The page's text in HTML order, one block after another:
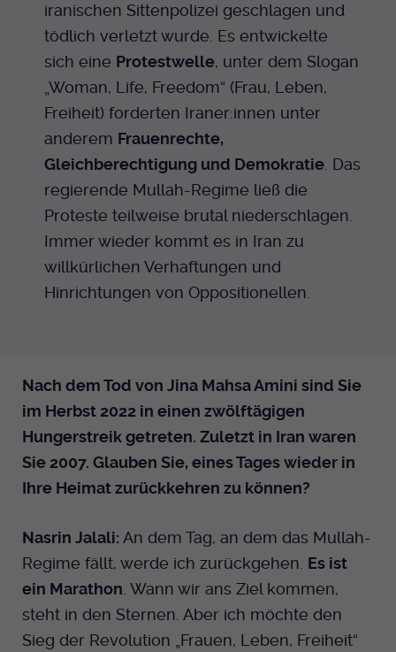
iranischen Sittenpolizei geschlagen und
tödlich verletzt wurde. Es entwickelte
sich eine Protestwelle, unter dem Slogan
„Woman, Life, Freedom“ (Frau, Leben,
Freiheit) forderten Iraner:innen unter
anderem Frauenrechte,
Gleichberechtigung und Demokratie. Das
regierende Mullah-Regime ließ die
Proteste teilweise brutal niederschlagen.
Immer wieder kommt es in Iran zu
willkürlichen Verhaftungen und
Hinrichtungen von Oppositionellen.
Nach dem Tod von Jina Mahsa Amini sind Sie
im Herbst 2022 in einen zwölftägigen
Hungerstreik getreten. Zuletzt in Iran waren
Sie 2007. Glauben Sie, eines Tages wieder in
Ihre Heimat zurückkehren zu können?
Nasrin Jalali: An dem Tag, an dem das Mullah-
Regime fällt, werde ich zurückgehen. Es ist
ein Marathon. Wann wir ans Ziel kommen,
steht in den Sternen. Aber ich möchte den
Sieg der Revolution „Frauen, Leben, Freiheit“